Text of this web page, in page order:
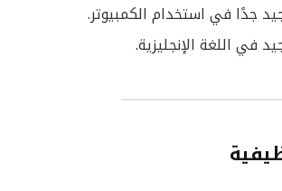
جدًا في استخدام الكمبيوتر.
في اللغة الإنجليزية.